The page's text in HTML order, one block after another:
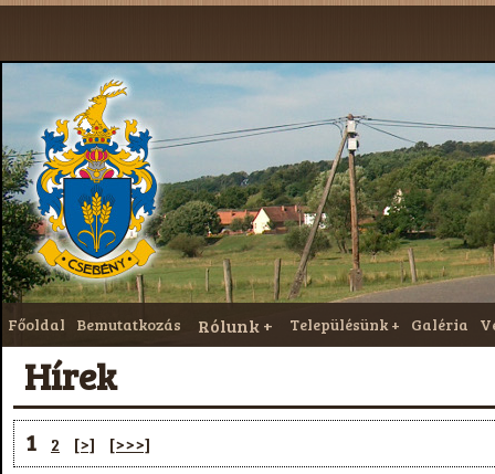
Főoldal Bemutatkozás Rólunk Településünk Galéria
Hírek
1 2 [>] [>>>]